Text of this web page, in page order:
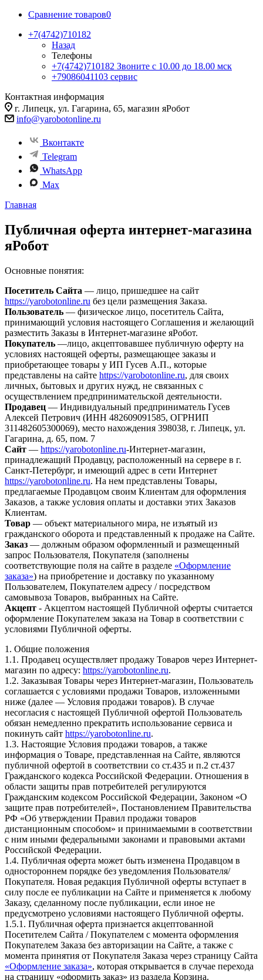
Сравнение товаров0
+7(4742)710182
Назад
Телефоны
+7(4742)710182 Звоните с 10.00 до 18.00 мск
+79086041103 сервис
Контактная информация
г. Липецк, ул. Гагарина, 65, магазин яРобот
info@yarobotonline.ru
Вконтакте
Telegram
WhatsApp
Max
Главная
Публичная оферта интернет-магазина
яРобот
Основные понятия:
Посетитель Сайта — лицо, пришедшее на сайт
https://yarobotonline.ru без цели размещения Заказа.
Пользователь — физическое лицо, посетитель Сайта,
принимающий условия настоящего Соглашения и желающий
разместить Заказы в Интернет-магазине яРобот.
Покупатель —лицо, акцептовавшее публичную оферту на
условиях настоящей оферты, размещающее заказы и
приобретающее товары у ИП Гусев А.П., которые
представлены на сайте https://yarobotonline.ru, для своих
личных, бытовых и других нужд, не связанных с
осуществлением предпринимательской деятельности.
Продавец — Индивидуальный предприниматель Гусев
Алексей Петрович (ИНН 482609091585, ОГРНИП
311482605300069), место нахождения 398038, г. Липецк, ул.
Гагарина, д. 65, пом. 7
Сайт — https://yarobotonline.ru-Интернет-магазин,
принадлежащий Продавцу, расположенный на сервере в г.
Санкт-Петербург, и имеющий адрес в сети Интернет
https://yarobotonline.ru. На нем представлены Товары,
предлагаемые Продавцом своим Клиентам для оформления
Заказов, а также условия оплаты и доставки этих Заказов
Клиентам.
Товар — объект материального мира, не изъятый из
гражданского оборота и представленный к продаже на Сайте.
Заказ — должным образом оформленный и размещенный
запрос Пользователя, Покупателя (заполнены
соответствующие поля на сайте в разделе «Оформление
заказа») на приобретение и доставку по указанному
Пользователем, Покупателем адресу / посредством
самовывоза Товаров, выбранных на Сайте.
Акцепт - Акцептом настоящей Публичной оферты считается
оформление Покупателем заказа на Товар в соответствии с
условиями Публичной оферты.
1. Общие положения
1.1. Продавец осуществляет продажу Товаров через Интернет-
магазин по адресу: https://yarobotonline.ru.
1.2. Заказывая Товары через Интернет-магазин, Пользователь
соглашается с условиями продажи Товаров, изложенными
ниже (далее — Условия продажи товаров). В случае
несогласия с настоящей Публичной офертой Пользователь
обязан немедленно прекратить использование сервиса и
покинуть сайт https://yarobotonline.ru.
1.3. Настоящие Условия продажи товаров, а также
информация о Товаре, представленная на Сайте, являются
публичной офертой в соответствии со ст.435 и п.2 ст.437
Гражданского кодекса Российской Федерации. Отношения в
области защиты прав потребителей регулируются
Гражданским кодексом Российской Федерации, Законом «О
защите прав потребителей», Постановлением Правительства
РФ «Об утверждении Правил продажи товаров
дистанционным способом» и принимаемыми в соответствии
с ним иными федеральными законами и правовыми актами
Российской Федерации.
1.4. Публичная оферта может быть изменена Продавцом в
одностороннем порядке без уведомления Пользователя/
Покупателя. Новая редакция Публичной оферты вступает в
силу после ее публикации на Сайте и применяется к любому
Заказу, сделанному после публикации, если иное не
предусмотрено условиями настоящего Публичной оферты.
1.5.1. Публичная оферта признается акцептованной
Посетителем Сайта / Покупателем с момента оформления
Покупателем Заказа без авторизации на Сайте, а также с
момента принятия от Покупателя Заказа через страницу Сайта
«Оформление заказа», которая открывается в случае перехода
на страницу «оформить заказ» из раздела Корзина.